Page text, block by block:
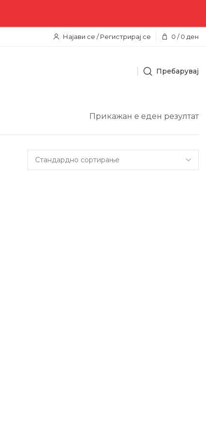
Најави се / Регистрирај се 0 / 0 ден
Пребарувај
Прикажан е еден резултат